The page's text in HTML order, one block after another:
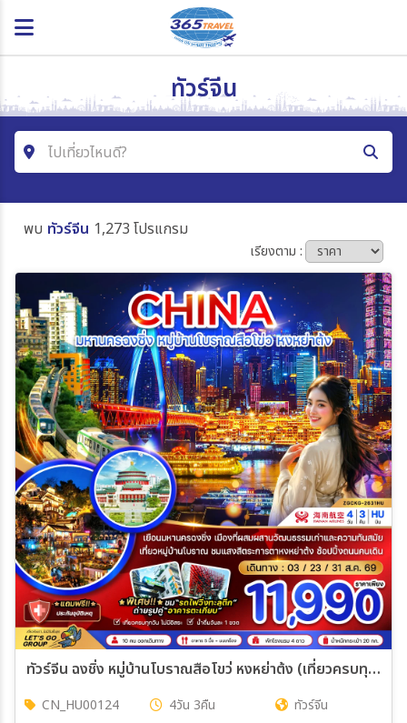
ทัวร์จีน
ไปเที่ยวไหนดี?
ค้นหาโปรแกรมทัวร์
โซน
ประเทศ
เมือง
สายการบิน
ตั้งแต่วันที่
ถึงวันที่
เฉพาะเดือน
พบ ทัวร์จีน 1,273 โปรแกรม
เรียงตาม :
ทัวร์จีน ฉงชิ่ง หมู่บ้านโบราณสือโขว่ หงหย่าต้ง (เที่ยวครบทุกวัน)
CN_HU00124 4วัน 3คืน
ทัวร์จีน